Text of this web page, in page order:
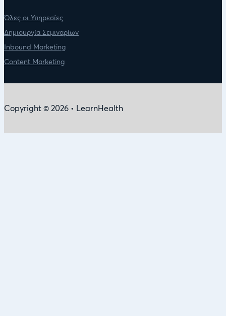
Όλες οι Υπηρεσίες
Δημιουργία Σεμιναρίων
Inbound Marketing
Content Marketing
Copyright © 2026 • LearnHealth